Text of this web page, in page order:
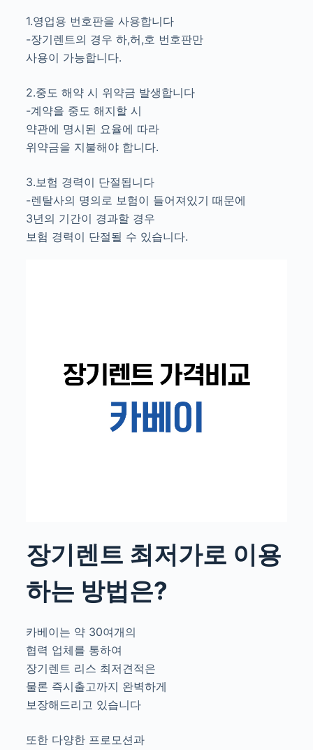
1.영업용 번호판을 사용합니다
-장기렌트의 경우 하,허,호 번호판만
사용이 가능합니다.
2.중도 해약 시 위약금 발생합니다
-계약을 중도 해지할 시
약관에 명시된 요율에 따라
위약금을 지불해야 합니다.
3.보험 경력이 단절됩니다
-렌탈사의 명의로 보험이 들어져있기 때문에
3년의 기간이 경과할 경우
보험 경력이 단절될 수 있습니다.
장기렌트 최저가로 이용
하는 방법은?
카베이는 약 30여개의
협력 업체를 통하여
장기렌트 리스 최저견적은
물론 즉시출고까지 완벽하게
보장해드리고 있습니다
또한 다양한 프로모션과